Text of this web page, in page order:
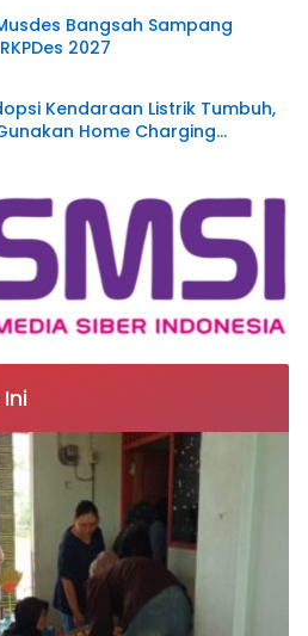
Bangsah Sampang
2027
Kendaraan Listrik Tumbuh,
Home Charging
I 2026